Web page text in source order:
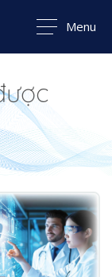
Menu